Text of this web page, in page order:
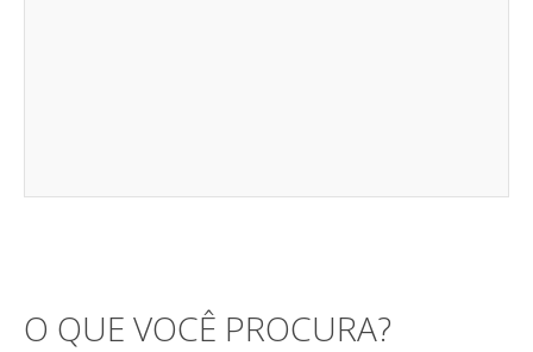
O QUE VOCÊ PROCURA?